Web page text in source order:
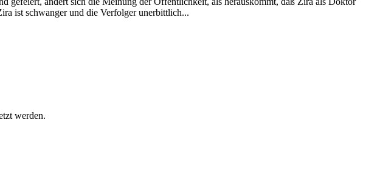
ist schwanger und die Verfolger unerbittlich...
werden.